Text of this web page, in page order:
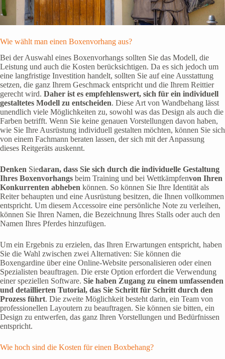
Wie wählt man einen Boxenvorhang aus?
Bei der Auswahl eines Boxenvorhangs sollten Sie das Modell, die
Leistung und auch die Kosten berücksichtigen. Da es sich jedoch um
eine langfristige Investition handelt, sollten Sie auf eine Ausstattung
setzen, die ganz Ihrem Geschmack entspricht und die Ihrem Reittier
gerecht wird. Daher ist es empfehlenswert, sich für ein individuell
gestaltetes Modell zu entscheiden. Diese Art von Wandbehang lässt
unendlich viele Möglichkeiten zu, sowohl was das Design als auch die
Farben betrifft. Wenn Sie keine genauen Vorstellungen davon haben,
wie Sie Ihre Ausrüstung individuell gestalten möchten, können Sie sich
von einem Fachmann beraten lassen, der sich mit der Anpassung
dieses Reitgeräts auskennt.
Denken Siedaran, dass Sie sich durch die individuelle Gestaltung
Ihres Boxenvorhangs beim Training und bei Wettkämpfenvon Ihren
Konkurrenten abheben können. So können Sie Ihre Identität als
Reiter behaupten und eine Ausrüstung besitzen, die Ihnen vollkommen
entspricht. Um diesem Accessoire eine persönliche Note zu verleihen,
können Sie Ihren Namen, die Bezeichnung Ihres Stalls oder auch den
Namen Ihres Pferdes hinzufügen.
Um ein Ergebnis zu erzielen, das Ihren Erwartungen entspricht, haben
Sie die Wahl zwischen zwei Alternativen: Sie können die
Boxengardine über eine Online-Website personalisieren oder einen
Spezialisten beauftragen. Die erste Option erfordert die Verwendung
einer speziellen Software. Sie haben Zugang zu einem umfassenden
und detaillierten Tutorial, das Sie Schritt für Schritt durch den
Prozess führt. Die zweite Möglichkeit besteht darin, ein Team von
professionellen Layoutern zu beauftragen. Sie können sie bitten, ein
Design zu entwerfen, das ganz Ihren Vorstellungen und Bedürfnissen
entspricht.
Wie hoch sind die Kosten für einen Boxbehang?